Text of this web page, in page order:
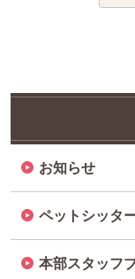
お知らせ
ペットシッタ
本部スタッフ